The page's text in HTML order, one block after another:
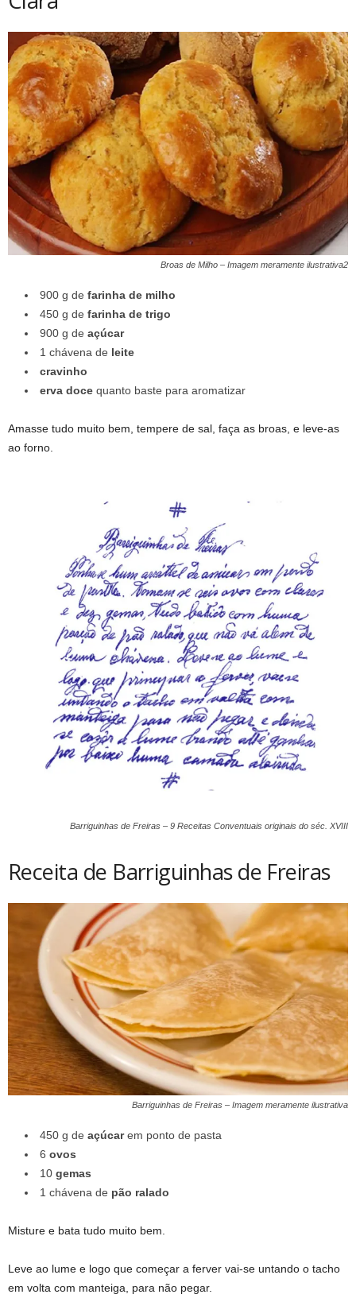
Broas de Milho – Imagem meramente ilustrativa2
900 g de farinha de milho
450 g de farinha de trigo
900 g de açúcar
1 chávena de leite
cravinho
erva doce quanto baste para aromatizar
Amasse tudo muito bem, tempere de sal, faça as broas, e leve-as
ao forno.
Barriguinhas de Freiras – 9 Receitas Conventuais originais do séc. XVIII
Receita de Barriguinhas de Freiras
Barriguinhas de Freiras – Imagem meramente ilustrativa
450 g de açúcarem ponto de pasta
6 ovos
10 gemas
1 chávena de pão ralado
Misture e bata tudo muito bem.
Leve ao lume e logo que começar a ferver vai-se untando o tacho
em volta com manteiga, para não pegar.